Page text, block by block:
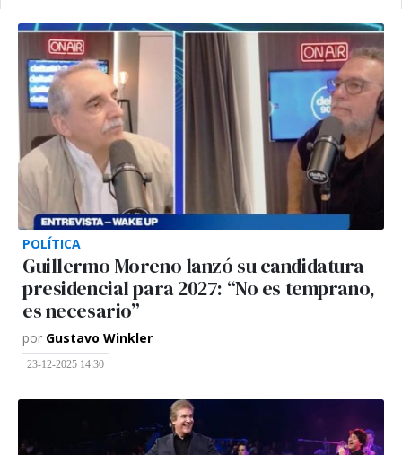
POLÍTICA
Guillermo Moreno lanzó su candidatura
presidencial para 2027: “No es temprano,
es necesario”
por Gustavo Winkler
23-12-2025 14:30